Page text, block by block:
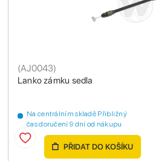
Lanko zámku sedla
(AJ0043)
Na centrálním skladě Přibližný
čas doručení 9 dní od nákupu
PŘIDAT DO KOŠÍKU